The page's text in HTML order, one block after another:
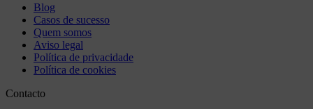
Blog
Casos de sucesso
Quem somos
Aviso legal
Política de privacidade
Política de cookies
Contacto